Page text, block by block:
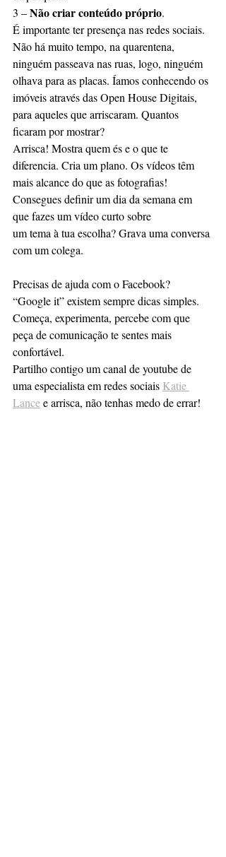
3 – Não criar conteúdo próprio.
É importante ter presença nas redes sociais.
Não há muito tempo, na quarentena,
ninguém passeava nas ruas, logo, ninguém
olhava para as placas. Íamos conhecendo os
imóveis através das Open House Digitais,
para aqueles que arriscaram. Quantos
ficaram por mostrar?
Arrisca! Mostra quem és e o que te
diferencia. Cria um plano. Os vídeos têm
mais alcance do que as fotografias!
Consegues definir um dia da semana em
que fazes um vídeo curto sobre
um tema à tua escolha? Grava uma conversa
com um colega.
Precisas de ajuda com o Facebook?
“Google it” existem sempre dicas simples.
Começa, experimenta, percebe com que
peça de comunicação te sentes mais
confortável.
Partilho contigo um canal de youtube de
uma especialista em redes sociais Katie
Lance e arrisca, não tenhas medo de errar!